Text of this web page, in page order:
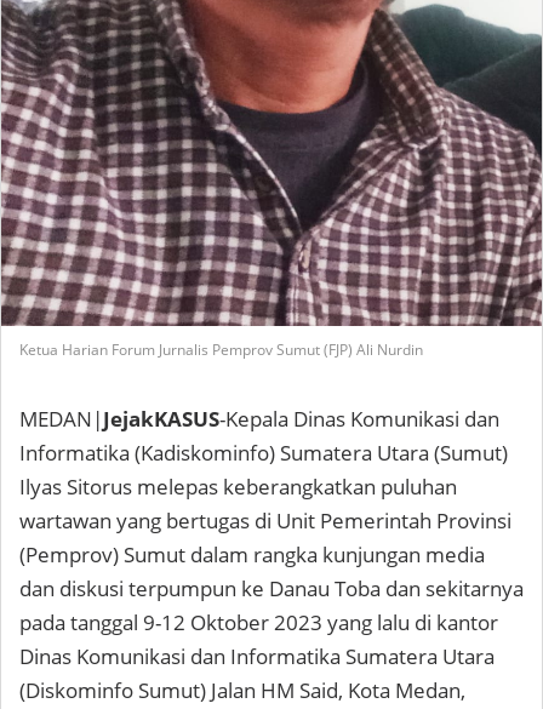
Ketua Harian Forum Jurnalis Pemprov Sumut (FJP) Ali Nurdin
MEDAN|JejakKASUS-Kepala Dinas Komunikasi dan
Informatika (Kadiskominfo) Sumatera Utara (Sumut)
Ilyas Sitorus melepas keberangkatkan puluhan
wartawan yang bertugas di Unit Pemerintah Provinsi
(Pemprov) Sumut dalam rangka kunjungan media
dan diskusi terpumpun ke Danau Toba dan sekitarnya
pada tanggal 9-12 Oktober 2023 yang lalu di kantor
Dinas Komunikasi dan Informatika Sumatera Utara
(Diskominfo Sumut) Jalan HM Said, Kota Medan,